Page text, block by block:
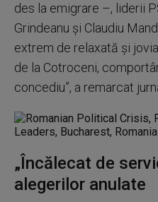
des la emigrare –, liderii
Grindeanu și Claudiu
extrem de relaxată și
de la Cotroceni,
concediu”, a remarcat
„Încălecat de
alegerilor anulate